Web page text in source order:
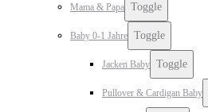
Mama & Papa Toggle
Baby 0-1 Jahre Toggle
Jacken Baby Toggle
Pullover & Cardigan Baby